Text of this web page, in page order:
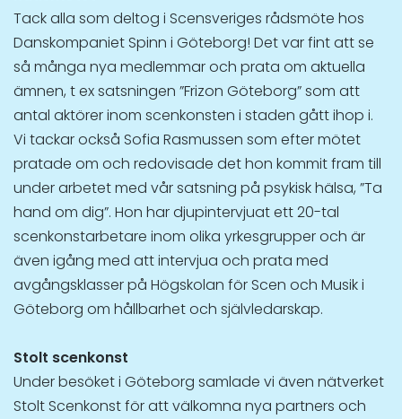
Tack alla som deltog i Scensveriges rådsmöte hos
Danskompaniet Spinn i Göteborg! Det var fint att se
så många nya medlemmar och prata om aktuella
ämnen, t ex satsningen ”Frizon Göteborg” som att
antal aktörer inom scenkonsten i staden gått ihop i.
Vi tackar också Sofia Rasmussen som efter mötet
pratade om och redovisade det hon kommit fram till
under arbetet med vår satsning på psykisk hälsa, ”Ta
hand om dig”. Hon har djupintervjuat ett 20-tal
scenkonstarbetare inom olika yrkesgrupper och är
även igång med att intervjua och prata med
avgångsklasser på Högskolan för Scen och Musik i
Göteborg om hållbarhet och självledarskap.
Stolt scenkonst
Under besöket i Göteborg samlade vi även nätverket
Stolt Scenkonst för att välkomna nya partners och